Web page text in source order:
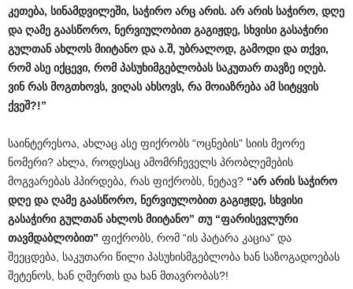
კეთება, სინამდვილეში, საჭირო არც არის. არ არის საჭირო, დღე
და ღამე გაასწორო, ნერვიულობით გაგიჟდე, სხვისი გასაჭირი
გულთან ახლოს მიიტანო და ა.შ, უბრალოდ, გამოდი და თქვი,
რომ ასე იქცევი, რომ პასუხიმგებლობას საკუთარ თავზე იღებ.
ვინ რას მოგთხოვს, ვიღას ახსოვს, რა მოიაზრება ამ სიტყვის
ქვეშ?!”
საინტერესოა, ახლაც ასე ფიქრობს “ოცნების” სიის მეორე
ნომერი? ახლა, როდესაც ამომრჩეველს პრობლემების
მოგვარებას ჰპირდება, რას ფიქრობს, ნეტავ? “არ არის საჭირო
დღე და ღამე გაასწორო, ნერვიულობით გაგიჟდე, სხვისი
გასაჭირი გულთან ახლოს მიიტანო” თუ “ფარისევლური
თავმდაბლობით” ფიქრობს, რომ “ის პატარა კაცია” და
შეეცდება, საკუთარი წილი პასუხისმგებლობა ხან საზოგადოებას
შეტენოს, ხან ღმერთს და ხან მთავრობას?!